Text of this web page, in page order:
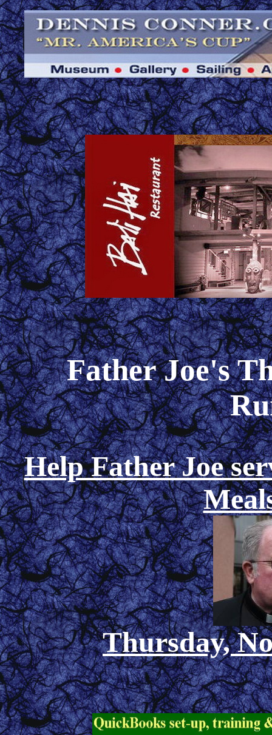
Father Joe's
Help Father Joe
Thursday,